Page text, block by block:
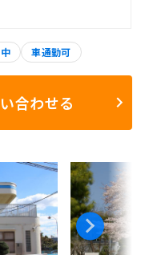
車通勤可
合わせる